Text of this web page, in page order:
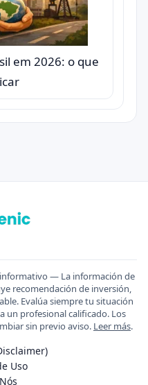
em 2026: o que
— La información de
recomendación de inversión,
Evalúa siempre tu situación
un profesional calificado. Los
sin previo aviso. Leer más.
Uso